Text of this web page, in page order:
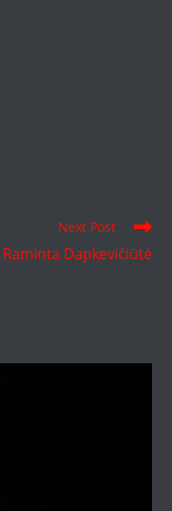
Next Post
Raminta Dapkevičiūtė